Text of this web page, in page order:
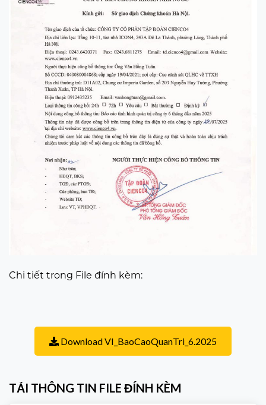
Chi tiết trong File đính kèm:
Download VI_BaoCaoQuanTri_6.2025
TẢI THÔNG TIN FILE ĐÍNH KÈM